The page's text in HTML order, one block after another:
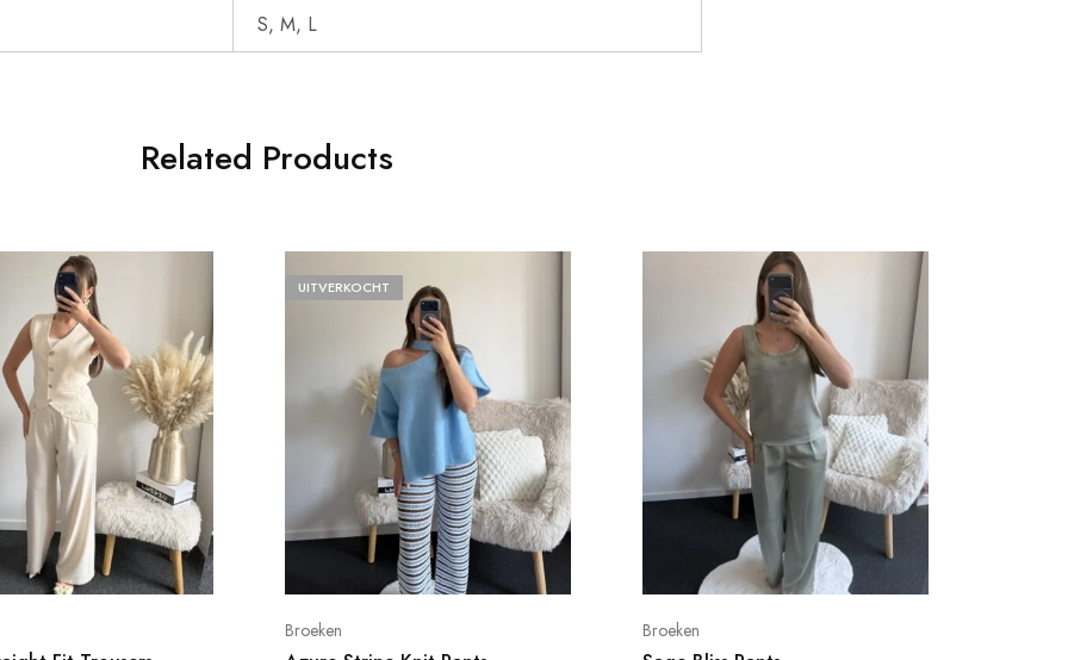
S, M, L
Related Products
UITVERKOCHT
Broeken Broeken